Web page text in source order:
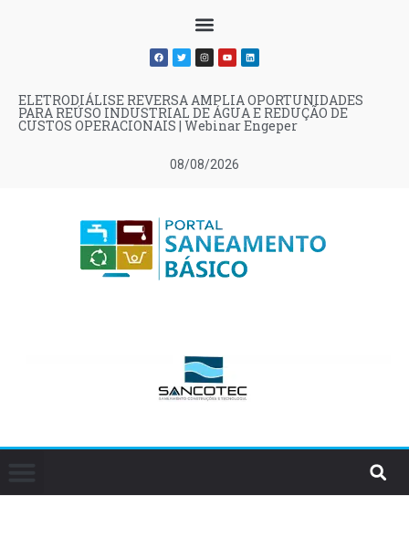
08/08/2026
ELETRODIÁLISE REVERSA AMPLIA OPORTUNIDADES
PARA REÚSO INDUSTRIAL DE ÁGUA E REDUÇÃO DE
CUSTOS OPERACIONAIS | Webinar Engeper